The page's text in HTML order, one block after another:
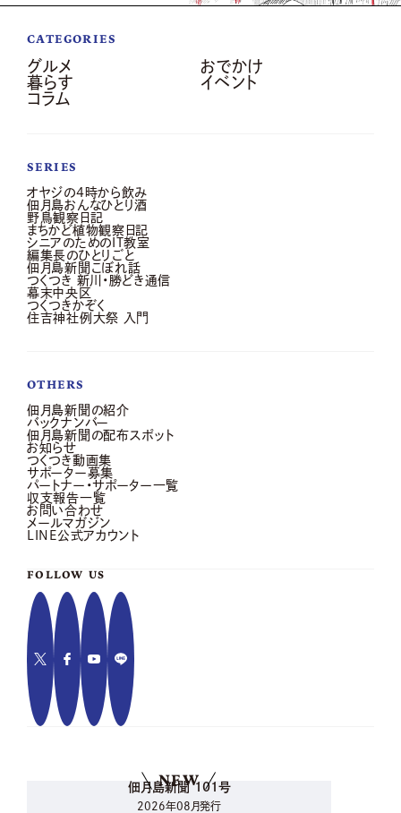
CATEGORIES
グルメ
おでかけ
暮らす
イベント
コラム
SERIES
オヤジの4時から飲み
佃月島おんなひとり酒
野鳥観察日記
まちかど植物観察日記
シニアのためのIT教室
編集長のひとりごと
佃月島新聞こぼれ話
つくつき 新川・勝どき通信
幕末中央区
つくつきかぞく
住吉神社例大祭 入門
OTHERS
佃月島新聞の紹介
バックナンバー
佃月島新聞の配布スポット
お知らせ
つくつき動画集
サポーター募集
パートナー・サポーター一覧
収支報告一覧
お問い合わせ
メールマガジン
LINE公式アカウント
FOLLOW US
NEW
佃月島新聞 101号
2026年08月発行